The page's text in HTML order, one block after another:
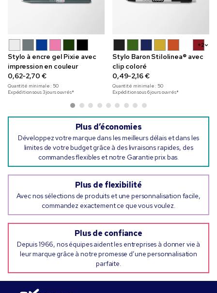
Stylo à encre gel Pixie avec
impression en couleur
0,62-2,70 €
Quantité minimale : 50
Expédition sous 3 jours ouvrés*
+2
Stylo Baron Stilolinea® avec
clip coloré
0,49-2,16 €
Quantité minimale : 50
Expédition sous 6 jours ouvrés*
Plus d’économies
Développez votre marque dans les meilleurs délais et dans les
limites de votre budget grâce à des livraisons rapides, des
commandes flexibles et notre Garantie prix bas.
Plus de flexibilité
Avec nos sélections de produits et une personnalisation facile,
commandez exactement ce que vous voulez.
Plus de confiance
Depuis 1966, nos équipes aident les entreprises à donner vie à
leur marque grâce à notre promesse d’une personnalisation
parfaite.